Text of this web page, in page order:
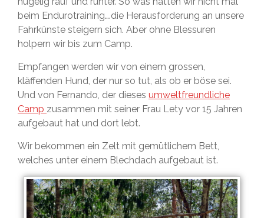
beim Endurotraining….die Herausforderung an unsere
Fahrkünste steigern sich. Aber ohne Blessuren
holpern wir bis zum Camp.
Empfangen werden wir von einem grossen,
kläffenden Hund, der nur so tut, als ob er böse sei.
Und von Fernando, der dieses umweltfreundliche
Camp zusammen mit seiner Frau Lety vor 15 Jahren
aufgebaut hat und dort lebt.
Wir bekommen ein Zelt mit gemütlichem Bett,
welches unter einem Blechdach aufgebaut ist.